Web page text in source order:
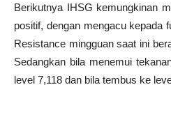
Berikutnya IHSG kemungkinan
positif, dengan mengacu kepada
Resistance mingguan saat ini
Sedangkan bila menemui
level 7,118 dan bila tembus ke